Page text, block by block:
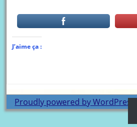
J’aime ça :
Proudly powered by WordPress